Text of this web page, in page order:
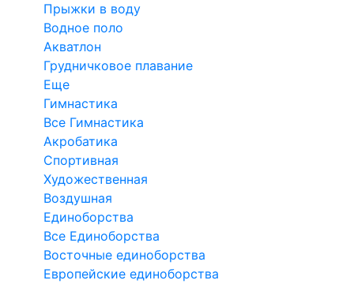
Прыжки в воду
Водное поло
Акватлон
Грудничковое плавание
Еще
Гимнастика
Все Гимнастика
Акробатика
Спортивная
Художественная
Воздушная
Единоборства
Все Единоборства
Восточные единоборства
Европейские единоборства